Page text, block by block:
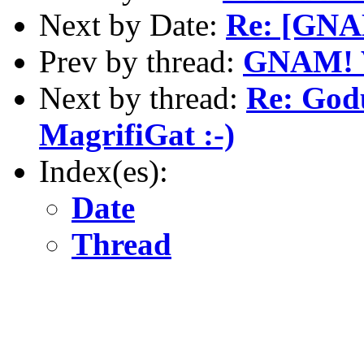
Next by Date: Re:
Prev by thread: GNAM!
Next by thread: Re:
MagrifiGat :-)
Index(es):
Date
Thread